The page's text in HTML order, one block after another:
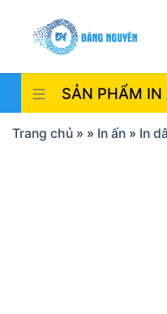
content
SẢN PHẨM IN
Trang chủ » » In ấn » In